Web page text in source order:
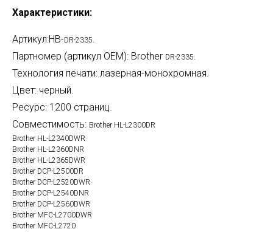
Характеристики:
Артикул:HB-DR-2335.
Партномер (артикул OEM): Brother DR-2335.
Технология печати: лазерная-монохромная.
Цвет: черный.
Ресурс: 1200 страниц.
Совместимость: Brother HL-L2300DR
Brother HL-L2340DWR
Brother HL-L2360DNR
Brother HL-L2365DWR
Brother DCP-L2500DR
Brother DCP-L2520DWR
Brother DCP-L2540DNR
Brother DCP-L2560DWR
Brother MFC-L2700DWR
Brother MFC-L2720